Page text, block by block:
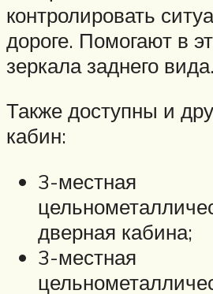
контролировать
дороге. Помогают в
зеркала заднего вида.
Также доступны и
кабин:
3-местная
дверная кабина;
3-местная